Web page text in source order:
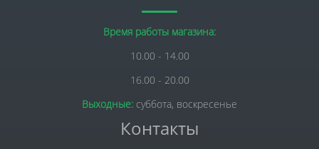
Время работы магазина:
10.00 - 14.00
16.00 - 20.00
Выходные: суббота, воскресенье
Контакты